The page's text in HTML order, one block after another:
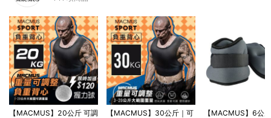
【MACMUS】20公斤 可調
【MACMUS】30公斤｜可
【MACMUS】6公